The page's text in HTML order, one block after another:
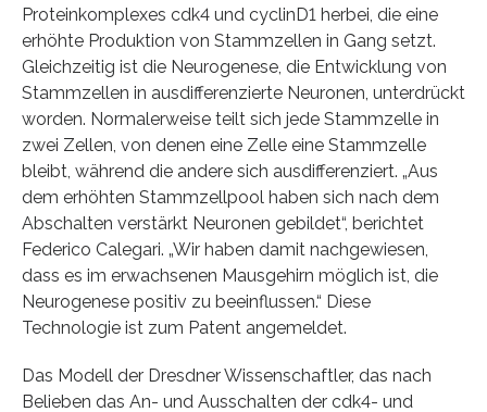
Proteinkomplexes cdk4 und cyclinD1 herbei, die eine
erhöhte Produktion von Stammzellen in Gang setzt.
Gleichzeitig ist die Neurogenese, die Entwicklung von
Stammzellen in ausdifferenzierte Neuronen, unterdrückt
worden. Normalerweise teilt sich jede Stammzelle in
zwei Zellen, von denen eine Zelle eine Stammzelle
bleibt, während die andere sich ausdifferenziert. „Aus
dem erhöhten Stammzellpool haben sich nach dem
Abschalten verstärkt Neuronen gebildet“, berichtet
Federico Calegari. „Wir haben damit nachgewiesen,
dass es im erwachsenen Mausgehirn möglich ist, die
Neurogenese positiv zu beeinflussen.“ Diese
Technologie ist zum Patent angemeldet.
Das Modell der Dresdner Wissenschaftler, das nach
Belieben das An- und Ausschalten der cdk4- und